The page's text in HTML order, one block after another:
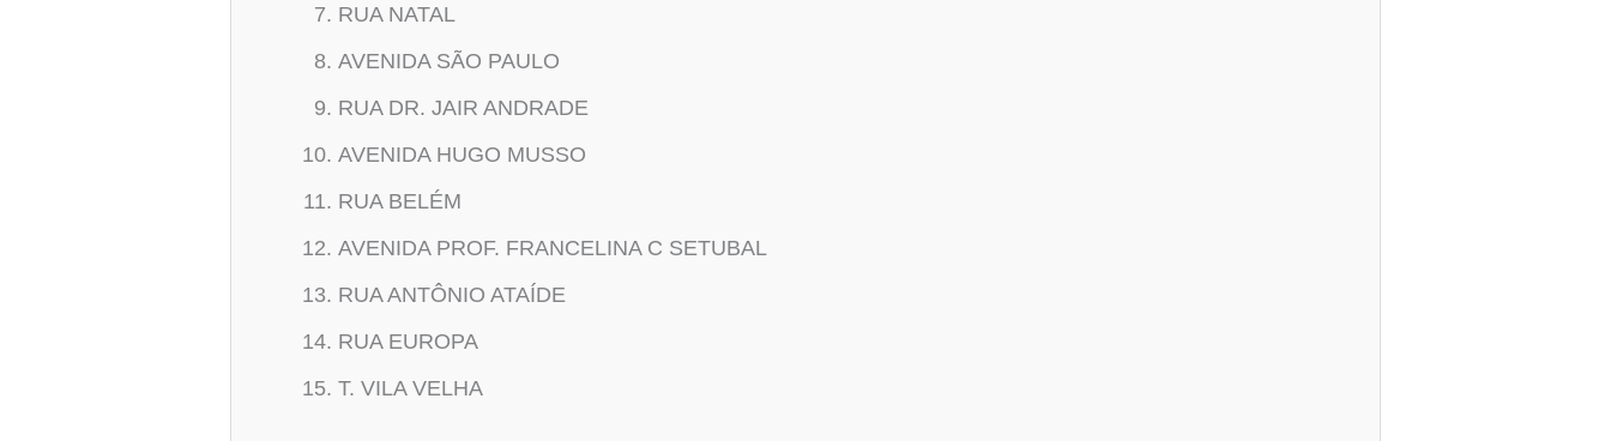
RUA NATAL
AVENIDA SÃO PAULO
RUA DR. JAIR ANDRADE
AVENIDA HUGO MUSSO
RUA BELÉM
AVENIDA PROF. FRANCELINA C SETUBAL
RUA ANTÔNIO ATAÍDE
RUA EUROPA
T. VILA VELHA